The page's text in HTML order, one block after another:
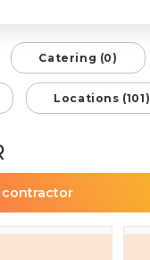
Catering (0)
Locations (101)
contractor